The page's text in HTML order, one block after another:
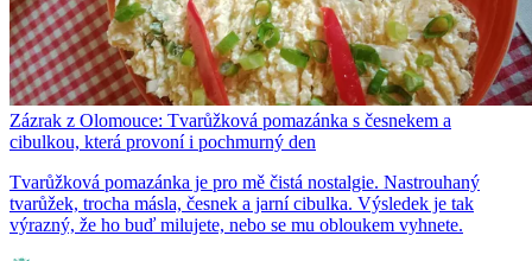
Zázrak z Olomouce: Tvarůžková pomazánka s česnekem a
cibulkou, která provoní i pochmurný den
Tvarůžková pomazánka je pro mě čistá nostalgie. Nastrouhaný
tvarůžek, trocha másla, česnek a jarní cibulka. Výsledek je tak
výrazný, že ho buď milujete, nebo se mu obloukem vyhnete.